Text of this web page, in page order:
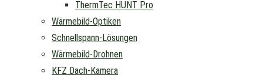
ThermTec HUNT Pro
Wärmebild-Optiken
Schnellspann-Lösungen
Wärmebild-Drohnen
KFZ Dach-Kamera